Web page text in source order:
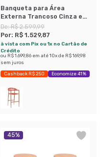
Banqueta para Área
Externa Trancoso Cinza e
Areia
De:R$ 2.599,99
Por: R$ 1.529,87
à vista com Pix ou 1x no Cartão de
Crédito
ou R$ 1.699,86 em até10x de R$ 169,98
sem juros
Cashback R$ 250 Economize 41%
45%